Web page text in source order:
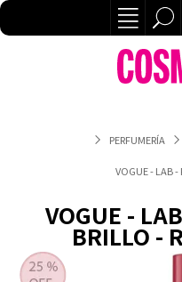
PERFUMERÍA
VOGUE - LAB -
VOGUE -
BRILLO -